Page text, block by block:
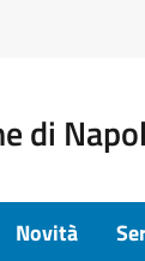
di
Novità